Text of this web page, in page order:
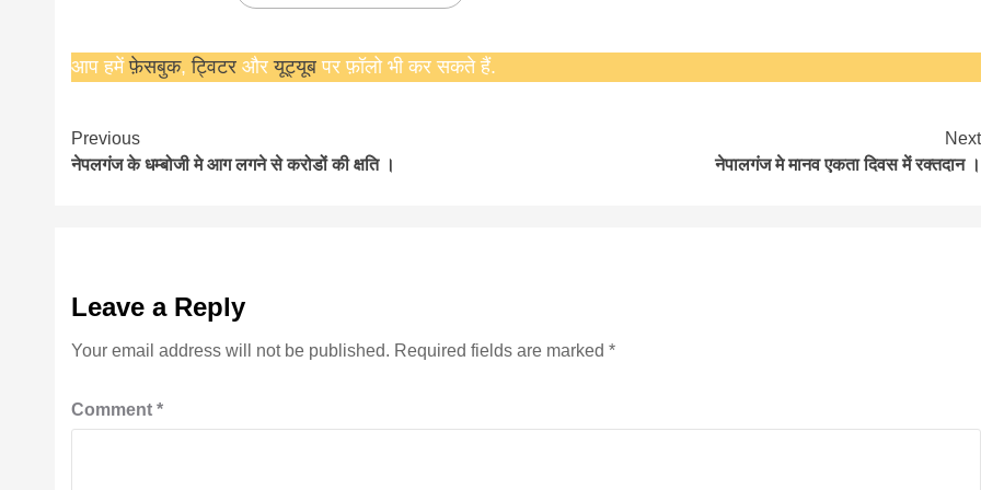
आप हमेंफ़ेसबुक,ट्विटरऔरयूट्यूब पर फ़ॉलो भी कर सकते हैं.
Continue
Reading
Previous
नेपलगंज के धम्बोजी मे आग लगने से करोडों की क्षति ।
Next
नेपालगंज मे मानव एकता दिवस में रक्तदान ।
Leave a Reply
Your email address will not be published. Required fields are marked*
Comment*